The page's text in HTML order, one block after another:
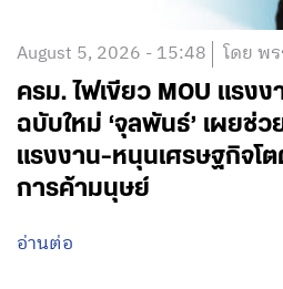
August 5, 2026 - 15:48 โดย พ
ครม. ไฟเขียว MOU แรง
ฉบับใหม่ ‘จุลพันธ์’ เผยช่
แรงงาน-หนุนเศรษฐกิจโ
การค้ามนุษย์
อ่านต่อ